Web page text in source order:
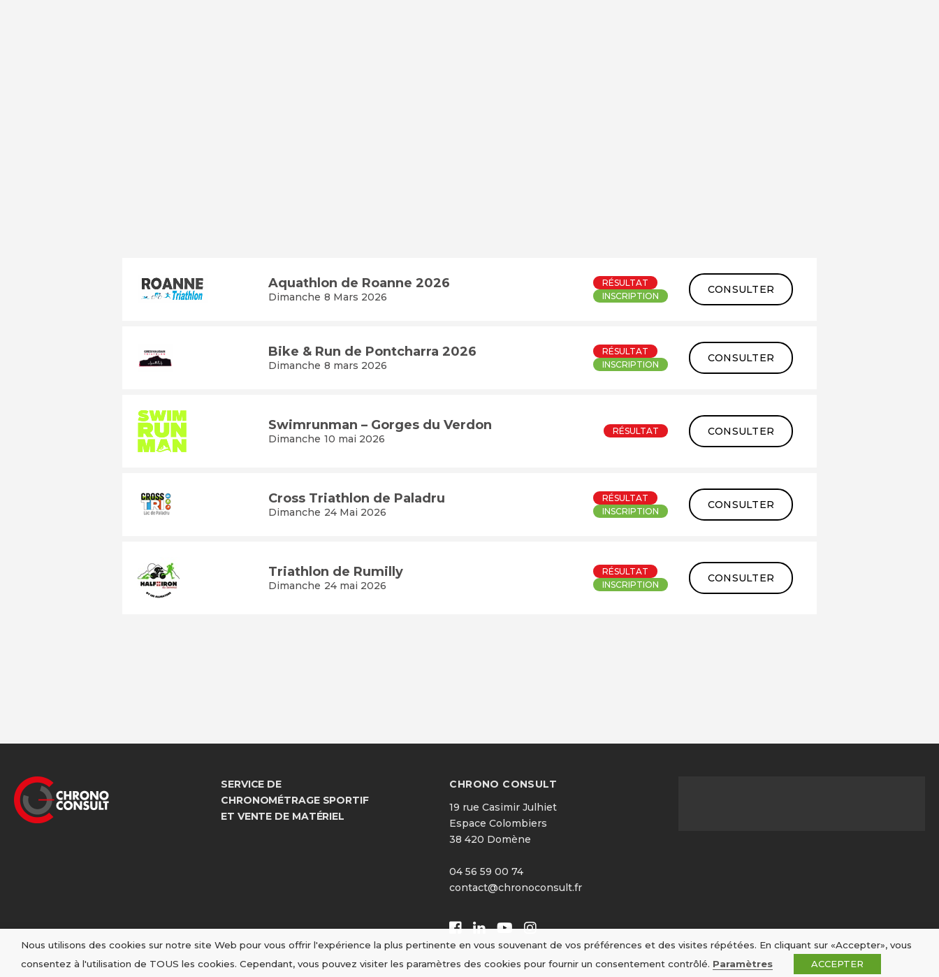
Aquathlon de Roanne 2026
Dimanche 8 Mars 2026
RÉSULTAT
INSCRIPTION
CONSULTER
Bike & Run de Pontcharra 2026
Dimanche 8 mars 2026
RÉSULTAT
INSCRIPTION
CONSULTER
Swimrunman – Gorges du Verdon
Dimanche 10 mai 2026
RÉSULTAT CONSULTER
Cross Triathlon de Paladru
Dimanche 24 Mai 2026
RÉSULTAT
INSCRIPTION
CONSULTER
Triathlon de Rumilly
Dimanche 24 mai 2026
RÉSULTAT
INSCRIPTION
CONSULTER
SERVICE DE
CHRONOMÉTRAGE SPORTIF
ET VENTE DE MATÉRIEL
CHRONO CONSULT
19 rue Casimir Julhiet
Espace Colombiers
38 420 Domène
04 56 59 00 74
contact@chronoconsult.fr
Nous utilisons des cookies sur notre site Web pour vous offrir l'expérience la plus pertinente en vous souvenant de vos préférences et des visites répétées. En cliquant sur «Accepter», vous
consentez à l'utilisation de TOUS les cookies. Cependant, vous pouvez visiter les paramètres des cookies pour fournir un consentement contrôlé. Paramètres ACCEPTER